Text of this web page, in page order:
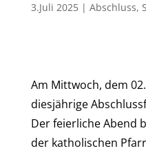
3.Juli 2025| Abschluss,
Am Mittwoch, dem
diesjährige
Der feierliche Abend
der katholischen